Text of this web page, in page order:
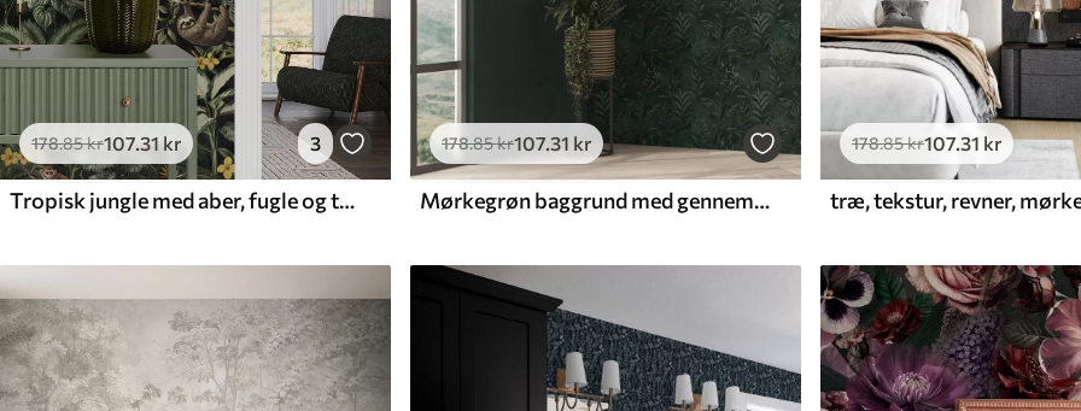
178.85kr107.31 kr 3
Tropisk jungle med aber, fugle og tæt bevoksning
178.85kr107.31 kr
Mørkegrøn baggrund med gennemsigtige bladgrene
178.85kr107.31 kr